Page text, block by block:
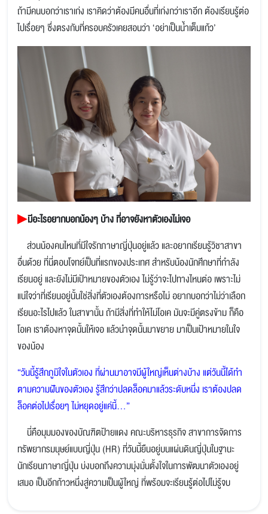
ถ้ามีคนบอกว่าเราเก่ง เราคิดว่าต้องมีคนอื่นที่เก่งกว่าเราอีก ต้องเรียนรู้ต่อ
ไปเรื่อยๆ ซึ่งตรงกับที่ครอบครัวเคยสอนว่า ‘อย่าเป็นน้ำเต็มแก้ว’
▶มีอะไรอยากบอกน้องๆ บ้าง ที่อาจยังหาตัวเองไม่เจอ
ส่วนน้องคนไหนที่มีใจรักภาษาญี่ปุ่นอยู่แล้ว และอยากเรียนรู้วิชาสาขา
อื่นด้วย ที่นี่ตอบโจทย์เป็นที่แรกของประเทศ สำหรับน้องนักศึกษาที่กำลัง
เรียนอยู่ และยังไม่มีเป้าหมายของตัวเอง ไม่รู้ว่าจะไปทางไหนต่อ เพราะไม่
แน่ใจว่าที่เรียนอยู่นั้นใช่สิ่งที่ตัวเองต้องการหรือไม่ อยากบอกว่าไม่ว่าเลือก
เรียนอะไรไปแล้ว ในสาขานั้น ถ้ามีสิ่งที่ทำให้ไม่โอเค มันจะมีคู่ตรงข้าม ก็คือ
โอเค เราต้องหาจุดนั้นให้เจอ แล้วนำจุดนั้นมาขยาย มาเป็นเป้าหมายในใจ
ของน้อง
“วันนี้รู้สึกภูมิใจในตัวเอง ที่ผ่านมาอาจมีผู้ใหญ่เห็นต่างบ้าง แต่วันนี้ได้ทำ
ตามความฝันของตัวเอง รู้สึกว่าปลดล็อคมาแล้วระดับหนึ่ง เราต้องปลด
ล็อคต่อไปเรื่อยๆ ไม่หยุดอยู่แค่นี้...”
นี่คือมุมมองของบัณฑิตป้ายแดง คณะบริหารธุรกิจ สาขาการจัดการ
ทรัพยากรมนุษย์แบบญี่ปุ่น (HR) ที่วันนี้ยืนอยู่บนแผ่นดินญี่ปุ่นในฐานะ
นักเรียนภาษาญี่ปุ่น บ่งบอกถึงความมุ่งมั่นตั้งใจในการพัฒนาตัวเองอยู่
เสมอ เป็นอีกก้าวหนึ่งสู่ความเป็นผู้ใหญ่ ที่พร้อมจะเรียนรู้ต่อไปไม่รู้จบ